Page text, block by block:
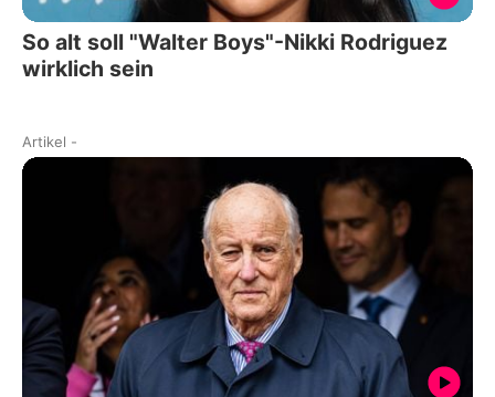
So alt soll "Walter Boys"-Nikki Rodriguez
wirklich sein
Artikel -